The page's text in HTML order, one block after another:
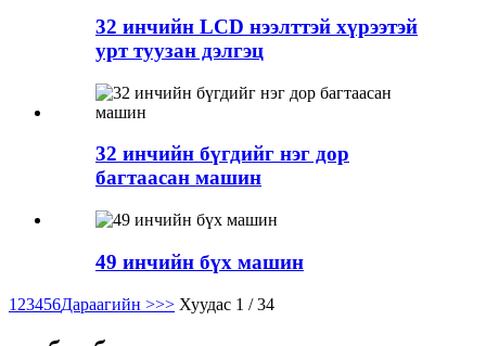
32 инчийн LCD нээлттэй хүрээтэй
урт туузан дэлгэц
32 инчийн бүгдийг нэг дор
багтаасан машин
49 инчийн бүх машин
1 23456Дараагийн >>> Хуудас 1 / 34